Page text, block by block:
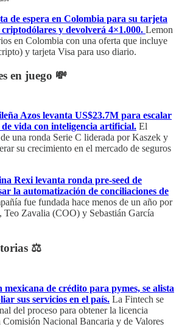
de espera en Colombia para su tarjeta
y devolverá 4×1.000. Lemon
en Colombia con una oferta que incluye
y tarjeta Visa para uso diario.
en juego 💸
Azos levanta US$23.7M para escalar
de vida con inteligencia artificial. El
una ronda Serie C liderada por Kaszek y
su crecimiento en el mercado de seguros
Rexi levanta ronda pre-seed de
la automatización de conciliaciones de
fue fundada hace menos de un año por
Zavalia (COO) y Sebastián García
⚖️
de crédito para pymes, se alista
sus servicios en el país. La Fintech se
del proceso para obtener la licencia
Comisión Nacional Bancaria y de Valores